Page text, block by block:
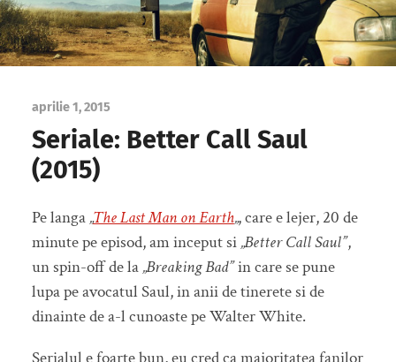
aprilie 1, 2015
Seriale: Better Call Saul
(2015)
Pe langa „The Last Man on Earth„, care e lejer, 20 de
minute pe episod, am inceput si „Better Call Saul”,
un spin-off de la „Breaking Bad”in care se pune
lupa pe avocatul Saul, in anii de tinerete si de
dinainte de a-l cunoaste pe Walter White.